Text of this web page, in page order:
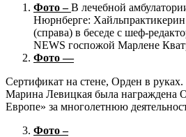
Фото –В лечебной
Нюрнберге:
(справа) в беседе с шеф-
NEWS госпожой Марлене
Фото —
Сертификат на стене, Орден в руках.
Марина Левицкая была награждена
Европе» за многолетнюю
Фото –